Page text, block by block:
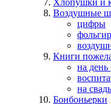
Хлопушки и
Воздушные
цифры
Книги
на
на
Бонбоньерки